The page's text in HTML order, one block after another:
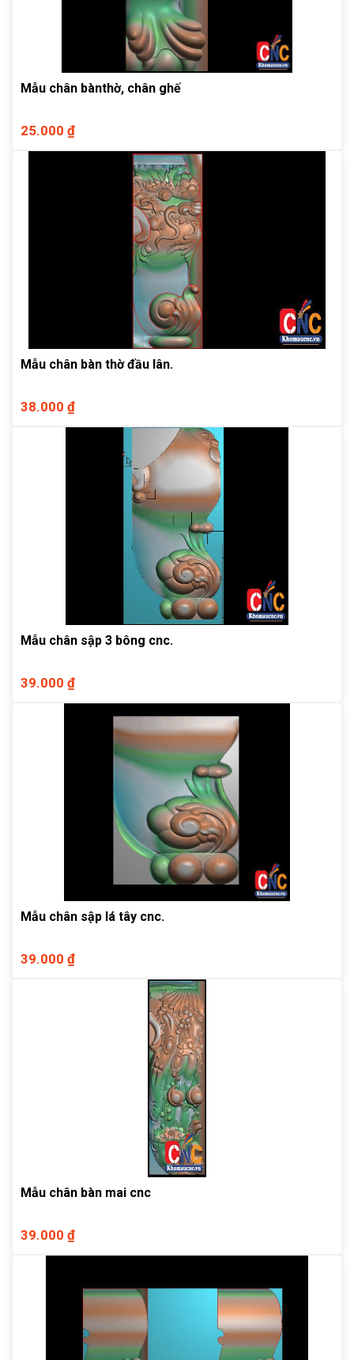
Mẫu chân bànthờ, chân ghế
25.000 ₫
Mẫu chân bàn thờ đầu lân.
38.000 ₫
Mẫu chân sập 3 bông cnc.
39.000 ₫
Mẫu chân sập lá tây cnc.
39.000 ₫
Mẫu chân bàn mai cnc
39.000 ₫